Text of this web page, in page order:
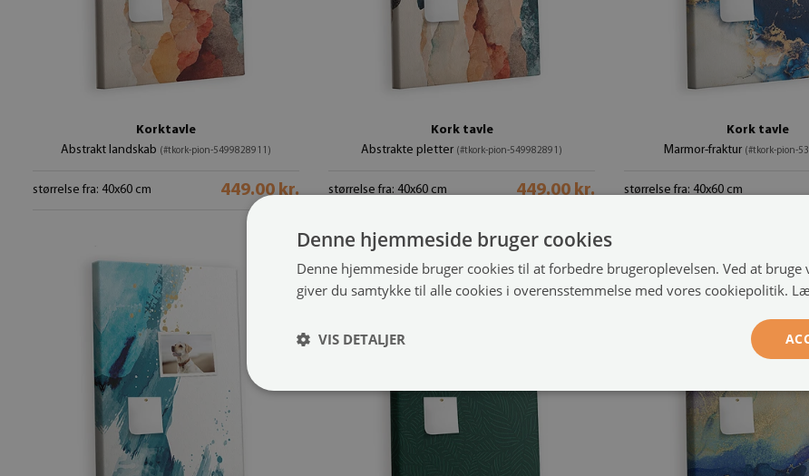
Korktavle
Abstrakt landskab (#tkork-pion-5499828911)
størrelse fra: 40x60 cm 449.00 kr.
Kork tavle
Abstrakte pletter (#tkork-pion-549982891)
størrelse fra: 40x60 cm 449.00 kr.
Kork tavle
Marmor-fraktur (#tkork-pion-
størrelse fra: 40x60 cm
Denne hjemmeside bruger cookies
Denne hjemmeside bruger cookies til at forbedre brugeroplevelsen. Ved at bruge
giver du samtykke til alle cookies i overensstemmelse med vores cookiepolitik.
VIS DETALJER